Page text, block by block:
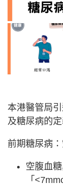
本港醫管局
及糖尿病的定
前期糖尿病
空腹血
「